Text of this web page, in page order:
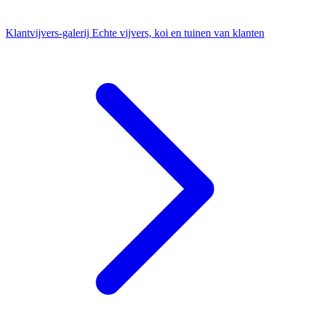
Klantvijvers-galerij Echte vijvers, koi en tuinen van klanten